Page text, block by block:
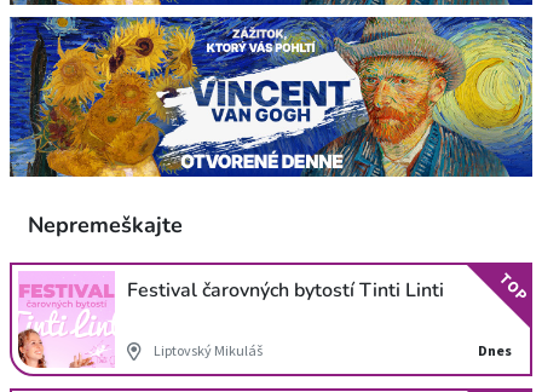
Nepremeškajte
Festival čarovných bytostí Tinti Linti
Liptovský Mikuláš Dnes
TOP